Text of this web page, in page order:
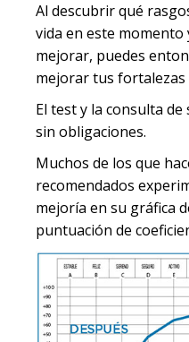
Al descubrir qué
vida en este momento
mejorar, puedes
mejorar tus fortalezas
El test y la consulta
sin obligaciones.
Muchos de los que
recomendados
mejoría en su gráfica
puntuación de